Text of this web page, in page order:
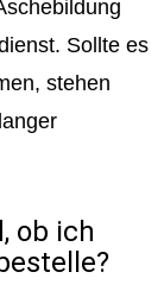
Sollte es
stehen
ob ich